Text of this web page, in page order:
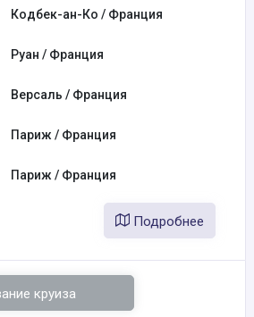
Кодбек-ан-Ко / Франция
Руан / Франция
Версаль / Франция
Париж / Франция
Париж / Франция
Подробнее
круиза